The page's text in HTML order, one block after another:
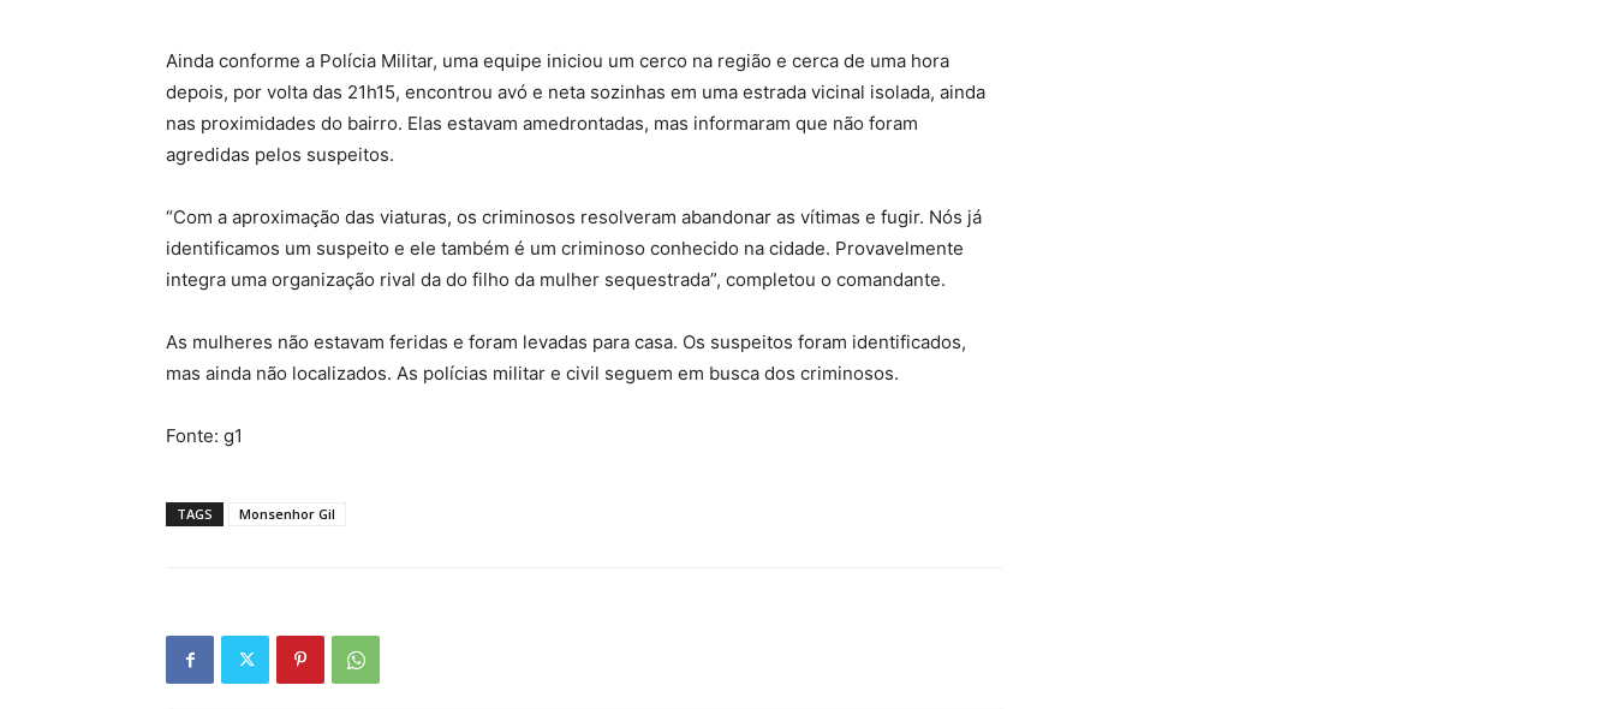
Ainda conforme a Polícia Militar, uma equipe iniciou um cerco na região e cerca de uma hora
depois, por volta das 21h15, encontrou avó e neta sozinhas em uma estrada vicinal isolada, ainda
nas proximidades do bairro. Elas estavam amedrontadas, mas informaram que não foram
agredidas pelos suspeitos.
“Com a aproximação das viaturas, os criminosos resolveram abandonar as vítimas e fugir. Nós já
identificamos um suspeito e ele também é um criminoso conhecido na cidade. Provavelmente
integra uma organização rival da do filho da mulher sequestrada”, completou o comandante.
As mulheres não estavam feridas e foram levadas para casa. Os suspeitos foram identificados,
mas ainda não localizados. As polícias militar e civil seguem em busca dos criminosos.
Fonte: g1
TAGS Monsenhor Gil